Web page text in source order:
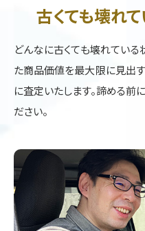
古くても壊れ
どんなに古くても壊れてい
た商品価値を最大限に見出
に査定いたします。諦める前
ださい。